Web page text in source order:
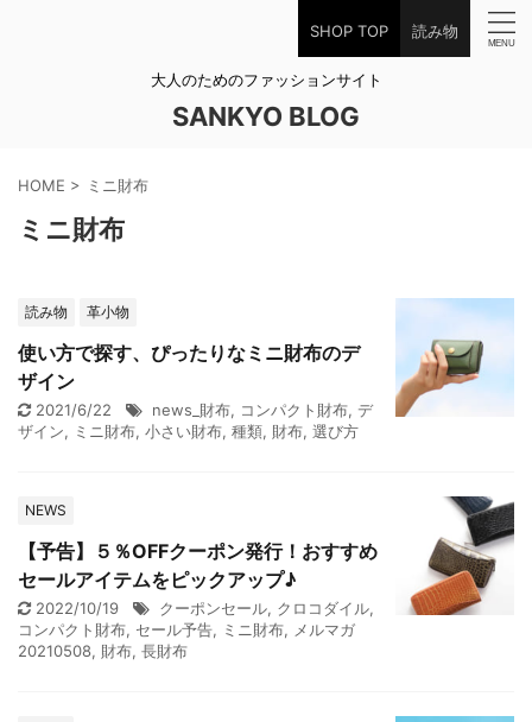
SHOP TOP 読み物
大人のためのファッションサイト
SANKYO BLOG
HOME > ミニ財布
ミニ財布
読み物 革小物
使い方で探す、ぴったりなミニ財布のデ
ザイン
2021/6/22 news_財布, コンパクト財布, デ
ザイン, ミニ財布, 小さい財布, 種類, 財布, 選び方
NEWS
【予告】５％OFFクーポン発行！おすすめ
セールアイテムをピックアップ♪
2022/10/19 クーポンセール, クロコダイル,
コンパクト財布, セール予告, ミニ財布, メルマガ
20210508, 財布, 長財布